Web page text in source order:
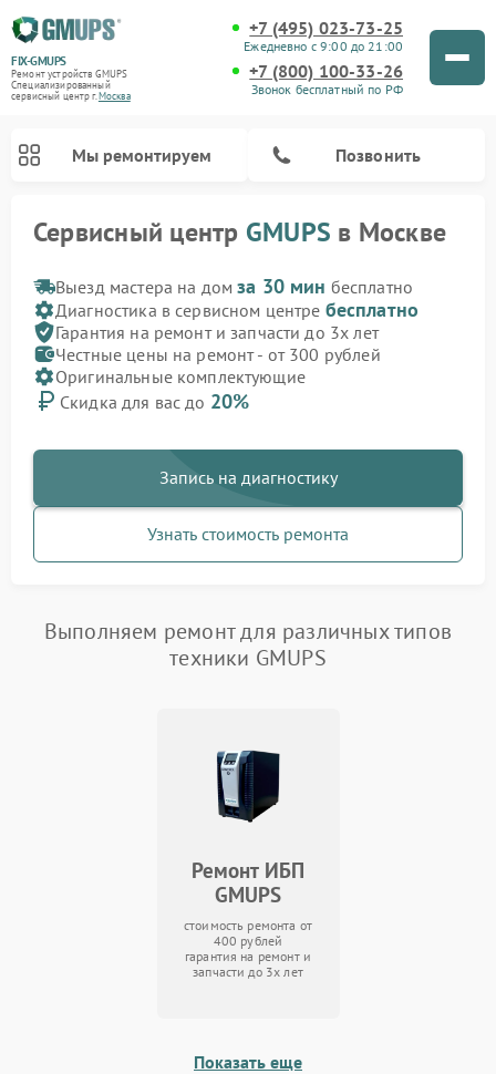
FIX-GMUPS
Ремонт устройств GMUPS
Специализированный
cервисный центр г.Москва
+7 (495) 023-73-25
Ежедневно с 9:00 до 21:00
+7 (800) 100-33-26
Звонок бесплатный по РФ
Мы ремонтируем Позвонить
Сервисный центр GMUPS в Москве
Выезд мастера на домза 30 мин бесплатно
Диагностика в сервисном центре бесплатно
Гарантия на ремонт и запчасти до 3х лет
Честные цены на ремонт - от 300 рублей
Оригинальные комплектующие
Скидка для вас до 20%
Запись на диагностику
Узнать стоимость ремонта
Выполняем ремонт для различных типов
техники GMUPS
Ремонт ИБП
GMUPS
стоимость ремонта от
400 рублей
гарантия на ремонт и
запчасти до 3х лет
Показать еще